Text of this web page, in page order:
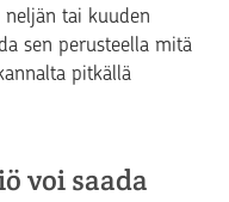
tai kuuden
sen perusteella mitä
pitkällä
voi saada